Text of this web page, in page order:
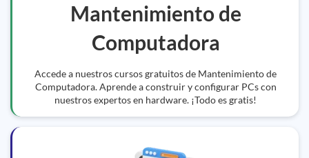
Mantenimiento de
Computadora
Accede a nuestros cursos gratuitos de Mantenimiento de
Computadora. Aprende a construir y configurar PCs con
nuestros expertos en hardware. ¡Todo es gratis!